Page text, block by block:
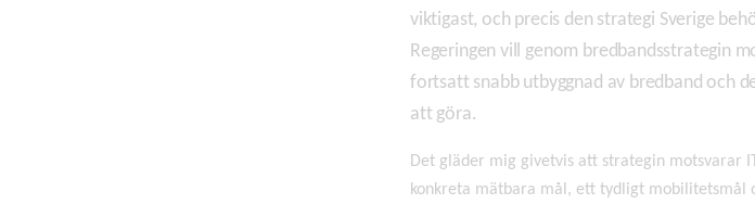
viktigast, och precis den strategi Sverige
Regeringen vill genom bredbandsstrategin
fortsatt snabb utbyggnad av bredband och
att göra.
Det gläder mig givetvis att strategin motsvarar
konkreta mätbara mål, ett tydligt mobilitetsmål